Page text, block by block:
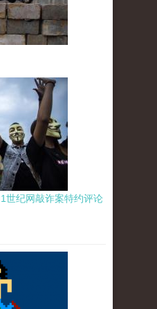
世纪网敲诈案特约评论